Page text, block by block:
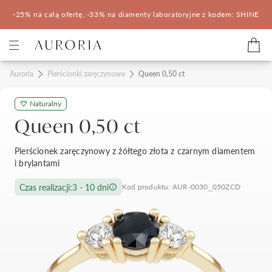
-25% na całą ofertę, -33% na diamenty laboratoryjne z kodem: SHINE
Kategorie
Pierścionki zaręczynowe
Pomocne
Salon Auroria Arkadia
Korzyści z zakupu
Auroria Pierścionki zaręczynowe Queen 0,50 ct
Naturalny
Queen 0,50 ct
Pierścionek zaręczynowy z żółtego złota z czarnym diamentem
i brylantami
Czas realizacji:3 - 10 dni Kod produktu: AUR-0030_050ZCD